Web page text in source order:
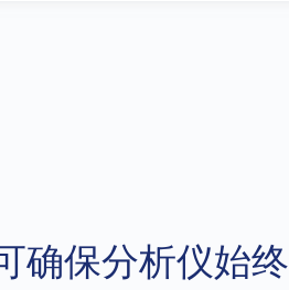
确保分析仪始终